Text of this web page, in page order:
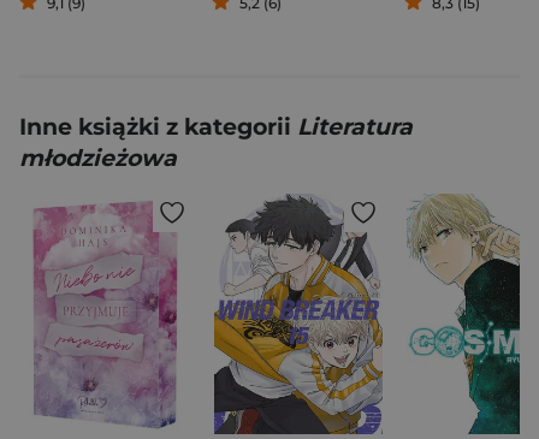
Inne książki z kategorii Literatura
młodzieżowa